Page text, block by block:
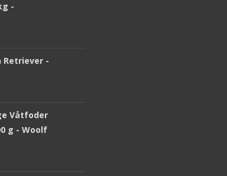
-
Retriever -
Våtfoder
g - Woolf